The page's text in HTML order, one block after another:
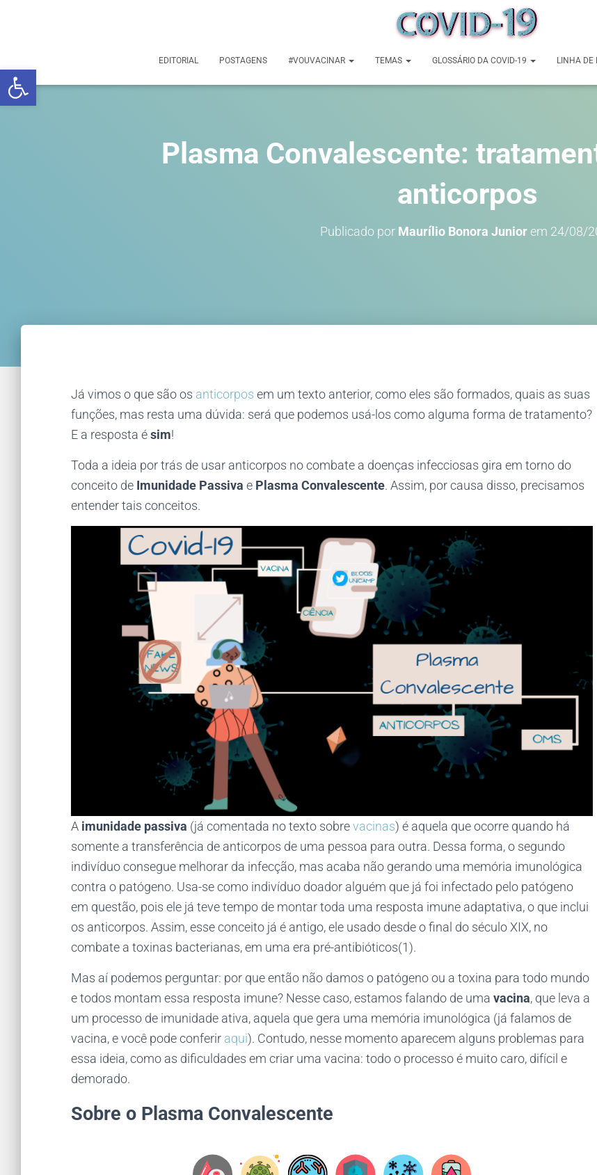
Abrir a barra de ferramentas
EDITORIAL POSTAGENS #VOUVACINAR TEMAS GLOSSÁRIO DA COVID-19 LINHA DE
Plasma Convalescente:
anticorpos
Publicado por Maurílio Bonora Juniorem 24/08/
Já vimos o que são os anticorpos em um texto anterior, como eles são formados, quais as suas
funções, mas resta uma dúvida: será que podemos usá-los como alguma forma de tratamento?
E a resposta ésim!
Toda a ideia por trás de usar anticorpos no combate a doenças infecciosas gira em torno do
conceito de Imunidade Passiva e Plasma Convalescente. Assim, por causa disso, precisamos
entender tais conceitos.
A imunidade passiva (já comentada no texto sobrevacinas) é aquela que ocorre quando há
somente a transferência de anticorpos de uma pessoa para outra. Dessa forma, o segundo
indivíduo consegue melhorar da infecção, mas acaba não gerando uma memória imunológica
contra o patógeno. Usa-se como indivíduo doador alguém que já foi infectado pelo patógeno
em questão, pois ele já teve tempo de montar toda uma resposta imune adaptativa, o que inclui
os anticorpos. Assim, esse conceito já é antigo, ele usado desde o final do século XIX, no
combate a toxinas bacterianas, em uma era pré-antibióticos(1).
Mas aí podemos perguntar: por que então não damos o patógeno ou a toxina para todo mundo
e todos montam essa resposta imune? Nesse caso, estamos falando de uma vacina, que leva a
um processo de imunidade ativa, aquela que gera uma memória imunológica (já falamos de
vacina, e você pode conferir aqui). Contudo, nesse momento aparecem alguns problemas para
essa ideia, como as dificuldades em criar uma vacina: todo o processo é muito caro, difícil e
demorado.
Sobre o Plasma Convalescente